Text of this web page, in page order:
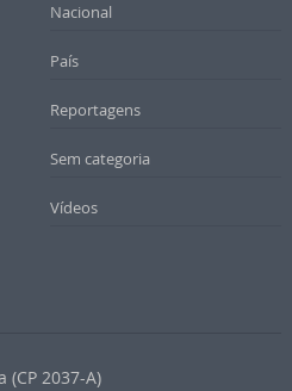
Nacional
País
Reportagens
Sem categoria
Vídeos
(CP 2037-A)